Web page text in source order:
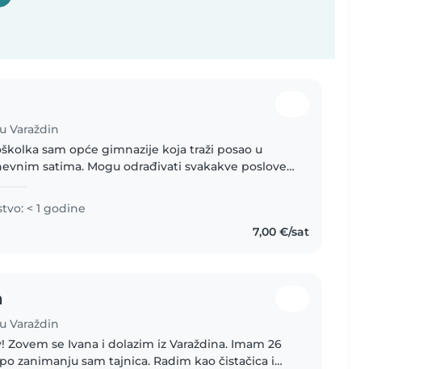
Varaždin
sam opće gimnazije koja traži posao u
satima. Mogu odrađivati svakakve poslove
jezik, a znam osnove..
< 1 godine
7,00 €/sat
Varaždin
26
zanimanju sam tajnica. Radim kao čistačica i